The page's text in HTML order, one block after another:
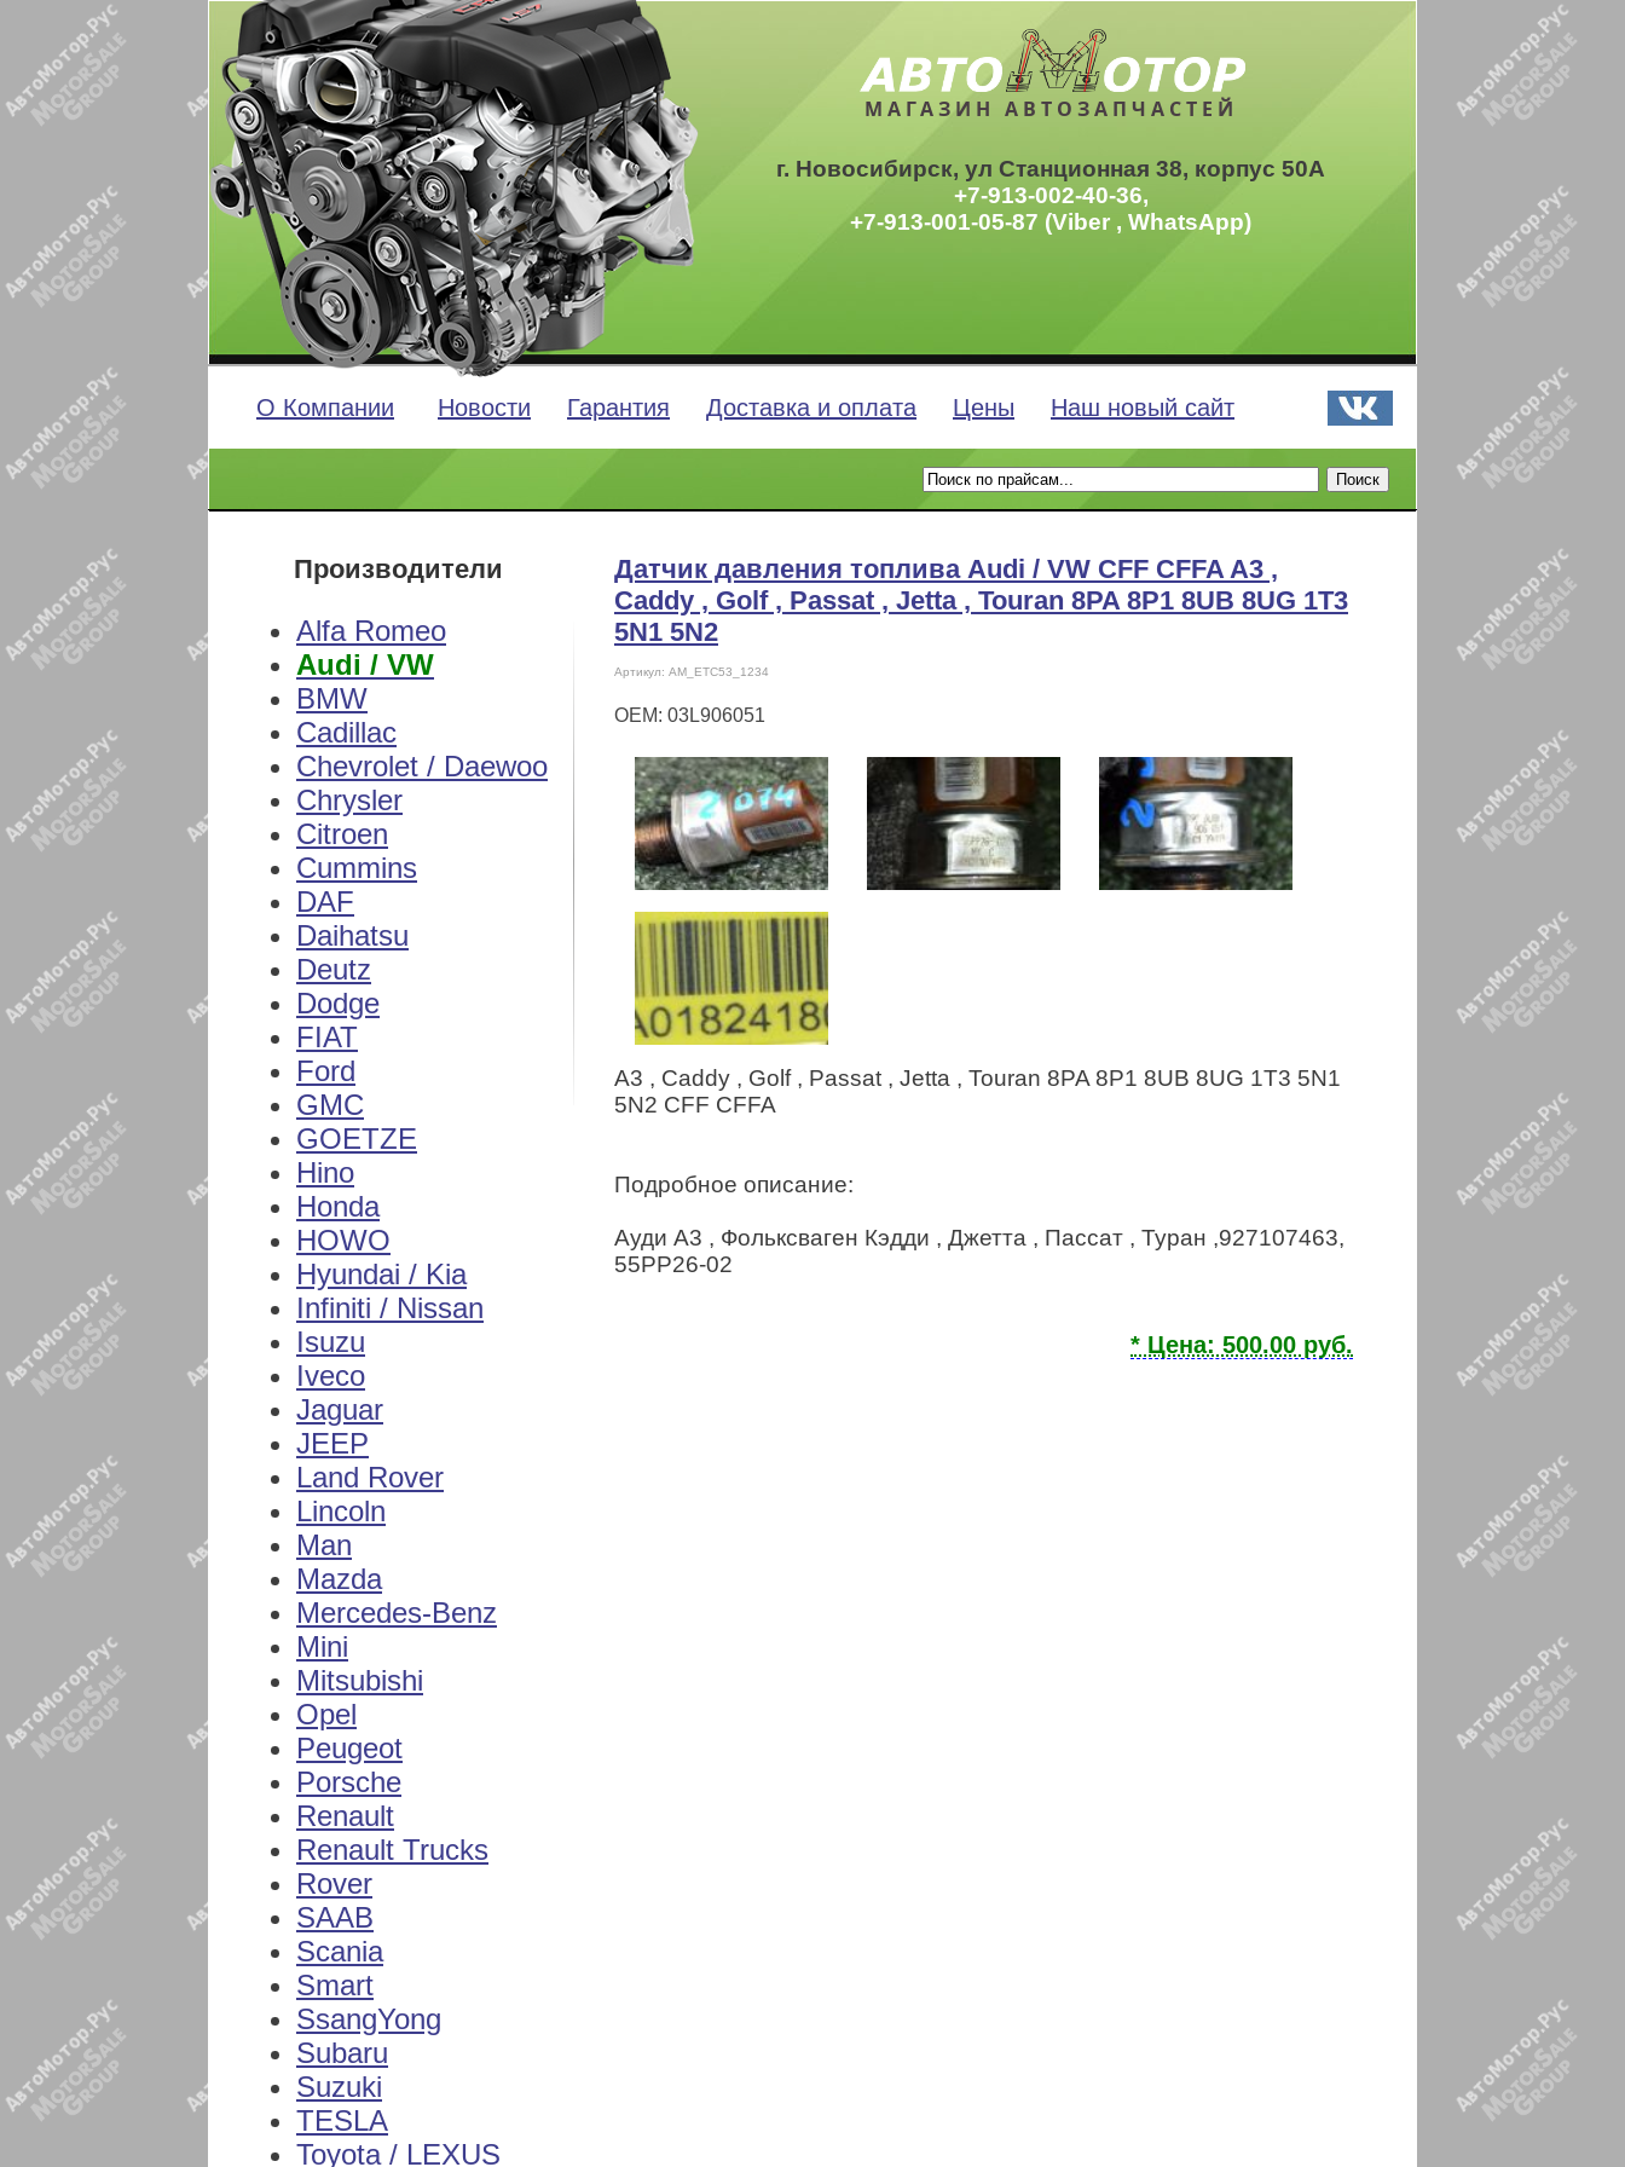
МАГАЗИН АВТОЗАПЧАСТЕЙ
г. Новосибирск, ул Станционная 38, корпус 50А
+7-913-002-40-36,
+7-913-001-05-87 (Viber , WhatsApp)
О Компании Новости Гарантия Доставка и оплата Цены Наш новый сайт
Производители
Alfa Romeo
Audi / VW
BMW
Cadillac
Chevrolet / Daewoo
Chrysler
Citroen
Cummins
DAF
Daihatsu
Deutz
Dodge
FIAT
Ford
GMC
GOETZE
Hino
Honda
HOWO
Hyundai / Kia
Infiniti / Nissan
Isuzu
Iveco
Jaguar
JEEP
Land Rover
Lincoln
Man
Mazda
Mercedes-Benz
Mini
Mitsubishi
Opel
Peugeot
Porsche
Renault
Renault Trucks
Rover
SAAB
Scania
Smart
SsangYong
Subaru
Suzuki
TESLA
Toyota / LEXUS
Датчик давления топлива Audi / VW CFF CFFA A3 ,
Caddy , Golf , Passat , Jetta , Touran 8PA 8P1 8UB 8UG 1T3
5N1 5N2
Артикул: AM_ETC53_1234
OEM: 03L906051
A3 , Caddy , Golf , Passat , Jetta , Touran 8PA 8P1 8UB 8UG 1T3 5N1
5N2 CFF CFFA
Подробное описание:
Ауди А3 , Фольксваген Кэдди , Джетта , Пассат , Туран ,927107463,
55PP26-02
* Цена: 500.00 руб.